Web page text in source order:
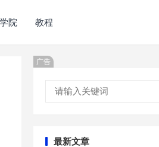
院 教程
广告
最新文章